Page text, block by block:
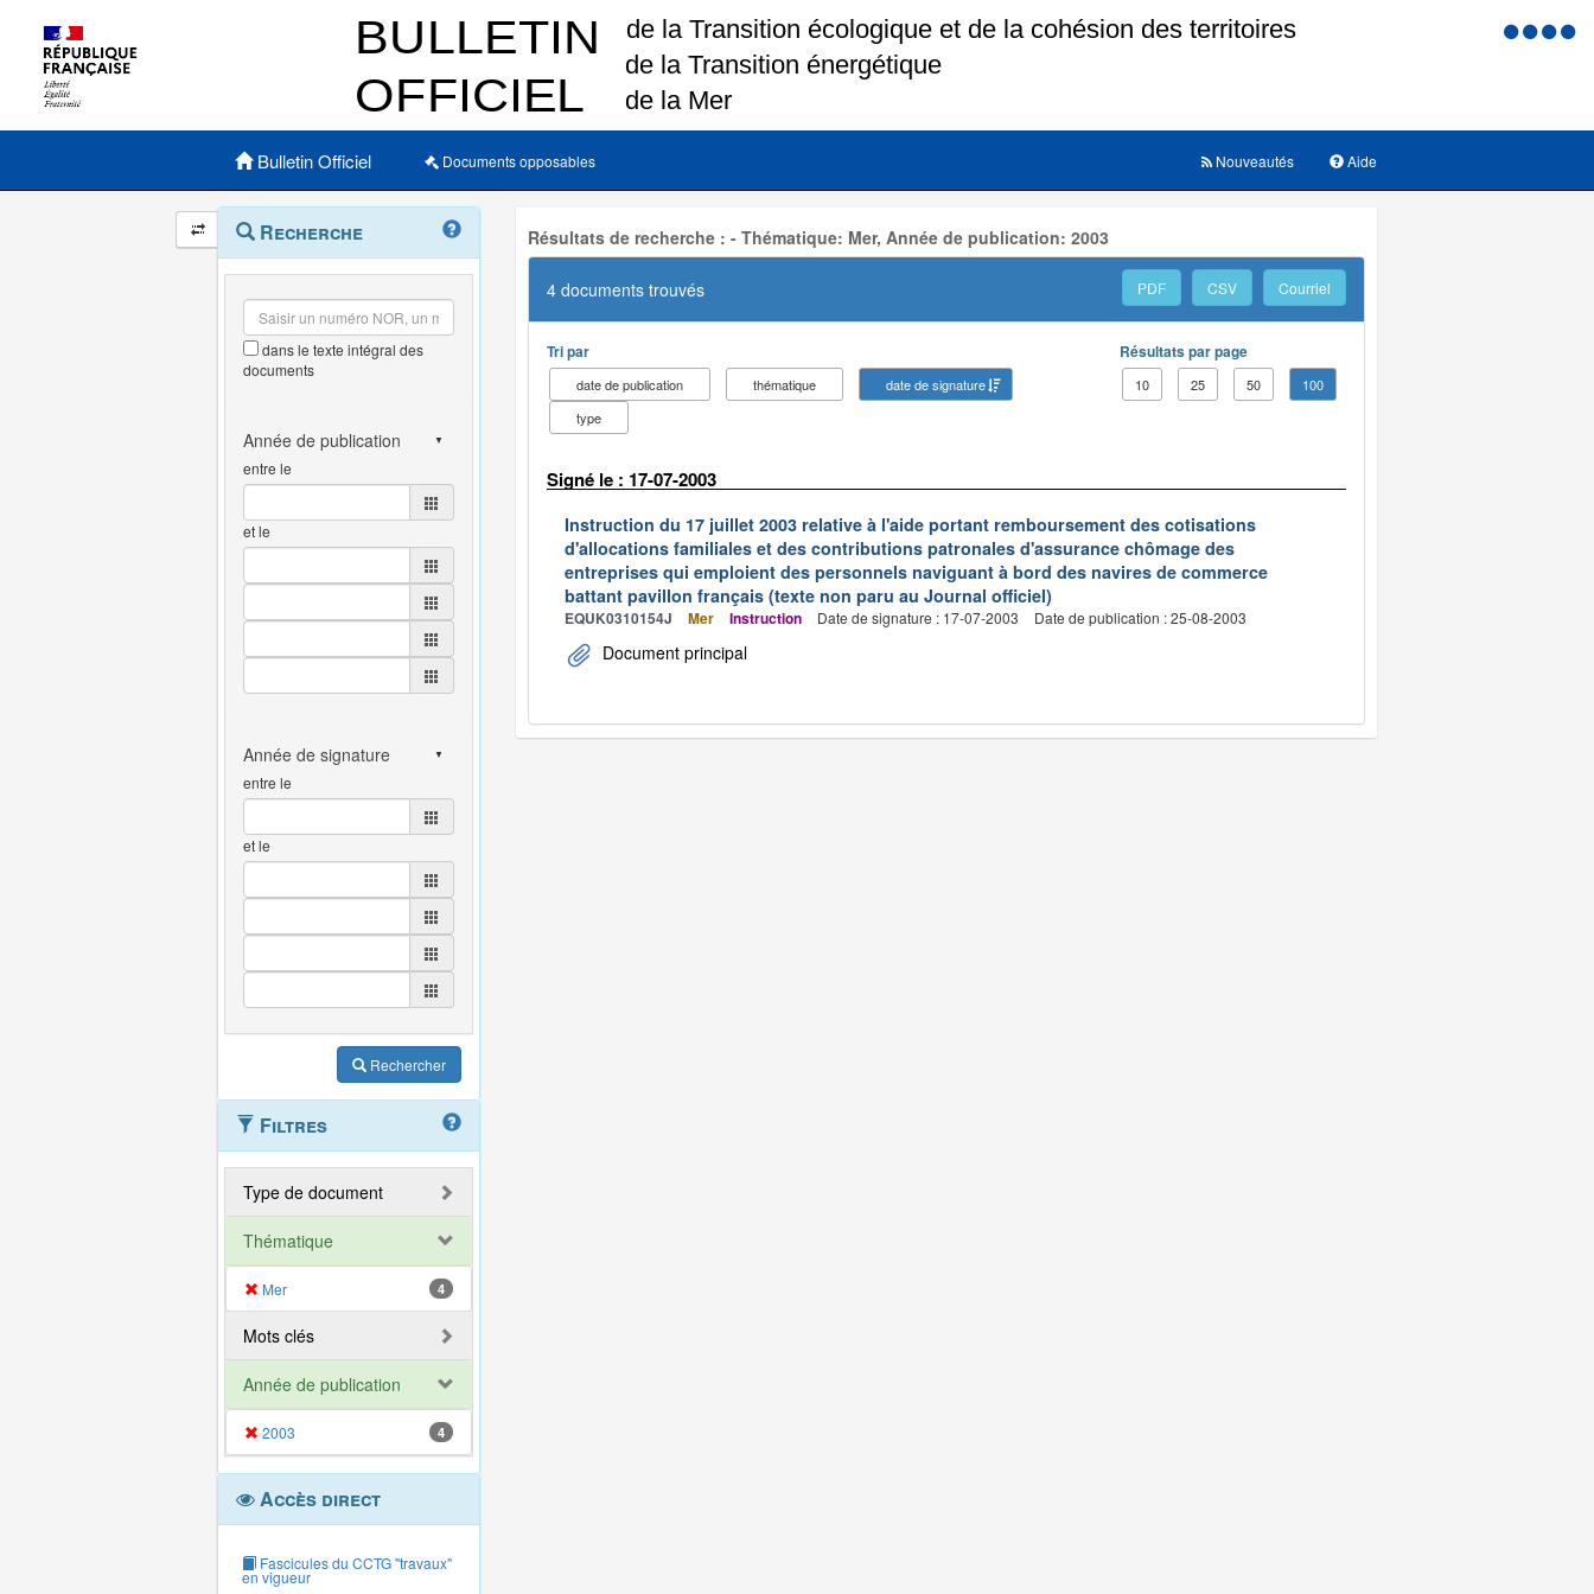
Menu
Menu principal
Bulletin Officiel Documents opposables Aide
Nouveautés
Navigation
et
outils
annexes
Menu
contextuel
Recherche
dans le texte intégral des
documents
entre le
et le
entre le
et le
Rechercher
Filtres
Type de document
Thématique
Mer 4
Mots clés
Année de publication
2003 4
Accès direct
Fascicules du CCTG "travaux"
en vigueur
Résultats de recherche : - Thématique: Mer, Année de publication: 2003
4 documents trouvés PDF CSV Courriel
Tri par
date de publication thématique
date de signature
type
Résultats par page
10 25 50 100
Signé le : 17-07-2003
Instruction du 17 juillet 2003 relative à l'aide portant remboursement des cotisations
d'allocations familiales et des contributions patronales d'assurance chômage des
entreprises qui emploient des personnels naviguant à bord des navires de commerce
battant pavillon français (texte non paru au Journal officiel)
EQUK0310154J Mer Instruction Date de signature : 17-07-2003 Date de publication : 25-08-2003
Document principal